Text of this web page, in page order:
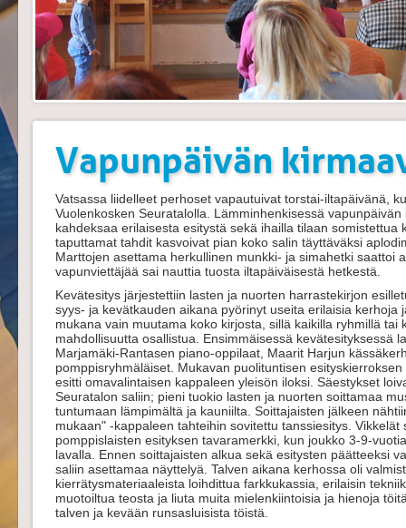
Vapunpäivän
Vatsassa liidelleet perhoset vapautuivat torstai-iltapäivänä,
Vuolenkosken Seuratalolla. Lämminhenkisessä
kahdeksaa erilaisesta esitystä sekä ihailla tilaan somistettua
taputtamat tahdit kasvoivat pian koko salin täyttäväksi
Marttojen asettama herkullinen munkki- ja simahetki saattoi
vapunviettäjää sai nauttia tuosta iltapäiväisestä hetkestä.
Kevätesitys järjestettiin lasten ja nuorten harrastekirjon
syys- ja kevätkauden aikana pyörinyt useita erilaisia kerhoja
mukana vain muutama koko kirjosta, sillä kaikilla ryhmillä tai
mahdollisuutta osallistua. Ensimmäisessä kevätesityksessä
Marjamäki-Rantasen piano-oppilaat, Maarit Harjun
pomppisryhmäläiset. Mukavan puolituntisen
esitti omavalintaisen kappaleen yleisön iloksi. Säestykset
Seuratalon saliin; pieni tuokio lasten ja nuorten soittamaa
tuntumaan lämpimältä ja kauniilta. Soittajaisten jälkeen
mukaan" -kappaleen tahteihin sovitettu tanssiesitys.
pomppislaisten esityksen tavaramerkki, kun joukko 3-9-
lavalla. Ennen soittajaisten alkua sekä esitysten päätteeksi
saliin asettamaa näyttelyä. Talven aikana kerhossa oli
kierrätysmateriaaleista loihdittua farkkukassia, erilaisin
muotoiltua teosta ja liuta muita mielenkiintoisia ja hienoja
talven ja kevään runsasluisista töistä.